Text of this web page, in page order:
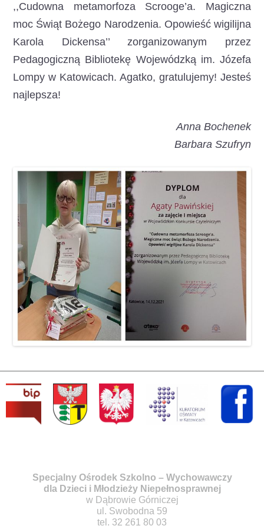
,,Cudowna metamorfoza Scrooge’a. Magiczna
moc Świąt Bożego Narodzenia. Opowieść wigilijna
Karola Dickensa’’ zorganizowanym przez
Pedagogiczną Bibliotekę Wojewódzką im. Józefa
Lompy w Katowicach. Agatko, gratulujemy! Jesteś
najlepsza!
Anna Bochenek
Barbara Szufryn
Specjalny Ośrodek Szkolno – Wychowawczy
dla Dzieci i Młodzieży Niepełnosprawnej
w Dąbrowie Górniczej
ul. Swobodna 59
tel. 32 261 80 03